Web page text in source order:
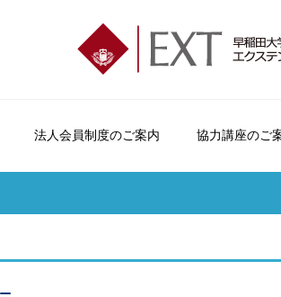
オープンカレッジとは
申込方法について
法人会員制度のご案内
おすすめ講座
協力講座のご
講師メッセージ
広報誌「早稲田の杜」
よくいただくご質問